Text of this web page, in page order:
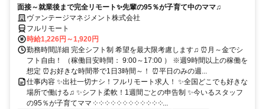
面接～就業後まで完全リモート✨先輩の95％が子育て中のママ♫
ヴァンテージマネジメント株式会社
フルリモート
時給1,226円～1,920円
勤務時間詳細 完全シフト制 希望を最大限考慮します♫ ⏰月～金でシ
フト自由！ （稼働目安時間： 9:00～17:00 ） ※週9時間以上の稼働を
想定 ⏰お好きな時間帯で1日3時間～！ ⏰平日のみの週...
仕事内容 ✨出社一切ナシ！フルリモート求人！ ✨全国どこでも好きな
場所で働ける♫ ✨シフト柔軟！1週間ごとの申告制 ✨今いるスタッフ
の95％が子育てママ ༶ ༶ ༶ ༶ ༶ ༶ ༶ ༶ ༶ ༶ ༶ ༶...